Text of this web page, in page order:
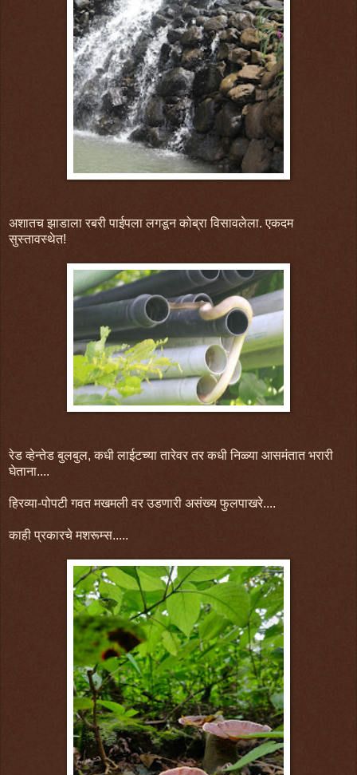
अशातच झाडाला रबरी पाईपला लगडून कोब्रा विसावलेला. एकदम
सुस्तावस्थेत!
रेड व्हेन्तेड बुलबुल, कधी लाईटच्या तारेवर तर कधी निळ्या आसमंतात भरारी
घेताना....
हिरव्या-पोपटी गवत मखमली वर उडणारी असंख्य फुलपाखरे....
काही प्रकारचे मशरूम्स.....